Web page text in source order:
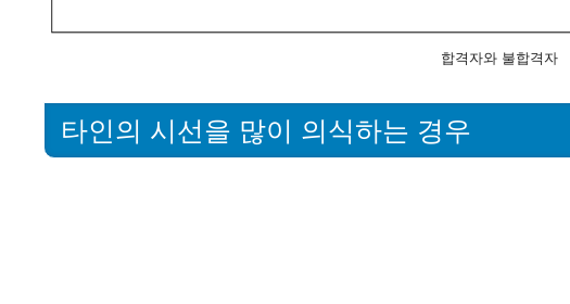
합격자와 불합격자
타인의 시선을 많이 의식하는 경우